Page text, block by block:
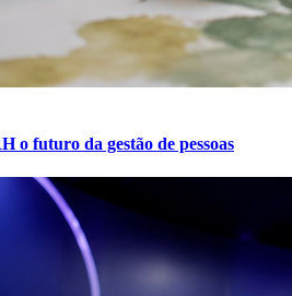
o futuro da gestão de pessoas